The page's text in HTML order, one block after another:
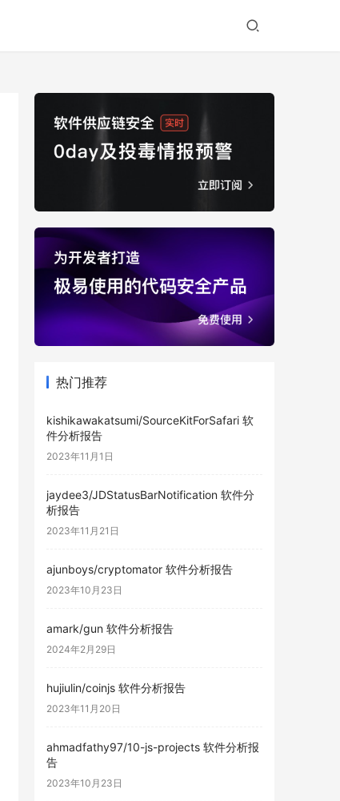
热门推荐
kishikawakatsumi/SourceKitForSafari 软
件分析报告
2023年11月1日
jaydee3/JDStatusBarNotification 软件分
析报告
2023年11月21日
ajunboys/cryptomator 软件分析报告
2023年10月23日
amark/gun 软件分析报告
2024年2月29日
hujiulin/coinjs 软件分析报告
2023年11月20日
ahmadfathy97/10-js-projects 软件分析报
告
2023年10月23日